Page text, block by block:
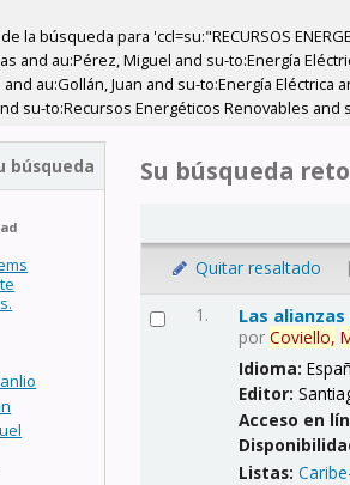
la búsqueda para 'ccl=su:"RECURSOS
and au:Pérez, Miguel and su-to:Energía
au:Gollán, Juan and su-to:Energía Eléctrica
su-to:Recursos Energéticos Renovables
búsqueda Su búsqueda
Quitar resaltado |
1. Las
porCoviello,
Idioma:
Editor:
Acceso en
Listas: